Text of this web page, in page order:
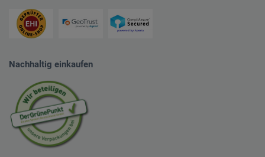
Nachhaltig einkaufen